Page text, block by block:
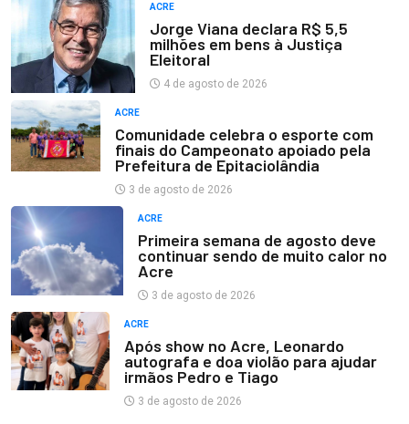
ACRE
Jorge Viana declara R$ 5,5
milhões em bens à Justiça
Eleitoral
4 de agosto de 2026
ACRE
Comunidade celebra o esporte com
finais do Campeonato apoiado pela
Prefeitura de Epitaciolândia
3 de agosto de 2026
ACRE
Primeira semana de agosto deve
continuar sendo de muito calor no
Acre
3 de agosto de 2026
ACRE
Após show no Acre, Leonardo
autografa e doa violão para ajudar
irmãos Pedro e Tiago
3 de agosto de 2026